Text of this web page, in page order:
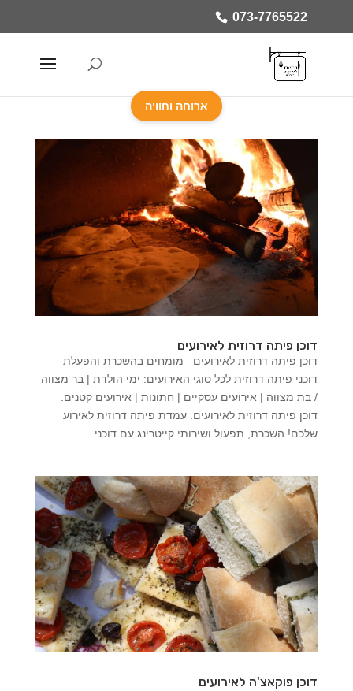
073-7765522
דוכן פיתה דרוזית לאירועים
דוכן פיתה דרוזית לאירועים מומחים בהשכרת והפעלת
דוכני פיתה דרוזית לכל סוגי האירועים: ימי הולדת | בר מצווה
/ בת מצווה | אירועים עסקיים | חתונות | אירועים קטנים.
דוכן פיתה דרוזית לאירועים. עמדת פיתה דרוזית לאירוע
שלכם! השכרת, תפעול ושירותי קייטרינג עם דוכני...
דוכן פוקאצ'ה לאירועים
ארוחה וחוויה